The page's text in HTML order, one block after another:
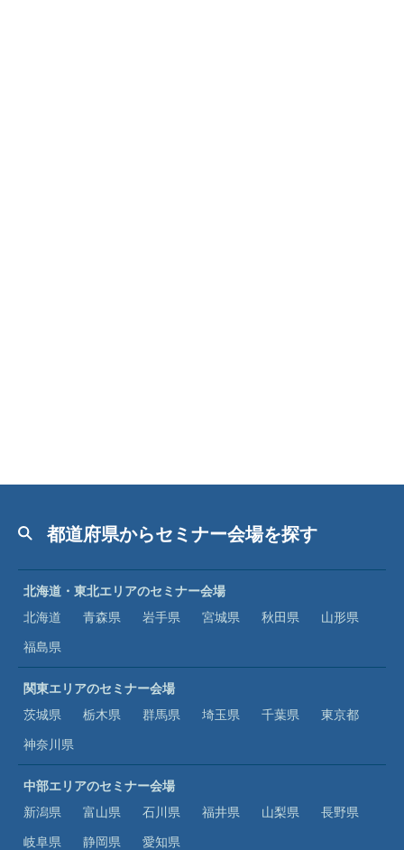
都道府県からセミナー会場を探す
北海道・東北エリアのセミナー会場
北海道
青森県 岩手県 宮城県 秋田県
山形県
福島県
関東エリアのセミナー会場
茨城県
栃木県 群馬県 埼玉県 千葉県
東京都
神奈川県
中部エリアのセミナー会場
新潟県
富山県 石川県 福井県 山梨県
長野県
岐阜県
静岡県 愛知県